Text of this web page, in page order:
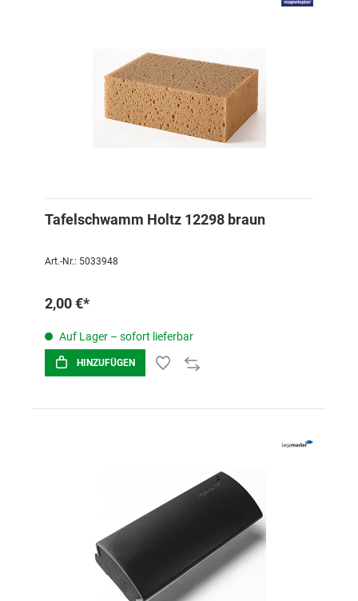
Tafelschwamm Holtz 12298 braun
Art.-Nr.: 5033948
2,00 €*
Auf Lager – sofort lieferbar
HINZUFÜGEN